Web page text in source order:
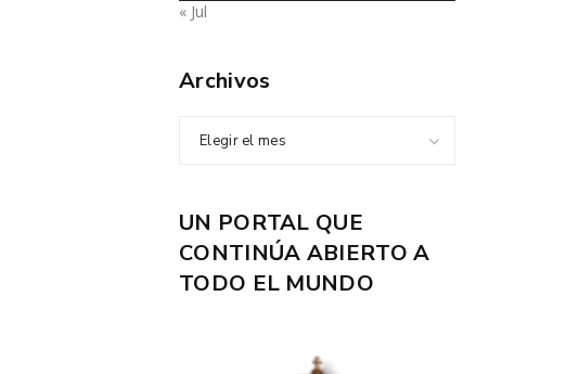
« Jul
Archivos
Elegir el mes
UN PORTAL QUE
CONTINÚA ABIERTO A
TODO EL MUNDO